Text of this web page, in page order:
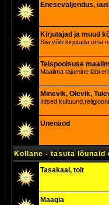
Eneseväljendus,
Kirjutajad ja muud
Siia võib kirjutada oma
Teispoolsuse
Maailma tajumine läbi
Minevik, Olevik,
Iidsed
Unenäod
Kollane - tasuta lõunaid
Tasakaal, toit
Maagia